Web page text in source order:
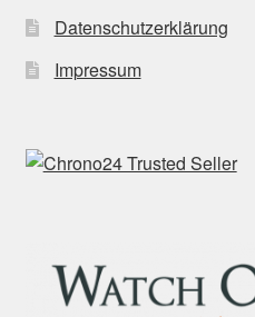
Datenschutzerklärung
Impressum